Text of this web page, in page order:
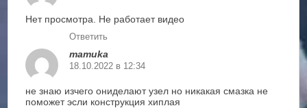
Нет просмотра. Не работает видео
Ответить
mamuka
18.10.2022 в 12:34
не знаю изчего ониделают узел но никакая смазка не
поможет эсли конструкция хиплая